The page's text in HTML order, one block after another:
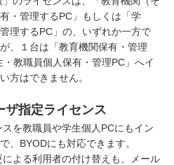
・管理するPC」もしくは「学
理するPC」の、いずれか一方で
、１台は「教育機関保有・管理
教職員個人保有・管理PC」へイ
方はできません。
ザ指定ライセンス
スを教職員や学生個人PCにもイン
、BYODにも対応できます。
による利用者の付け替えも、メール